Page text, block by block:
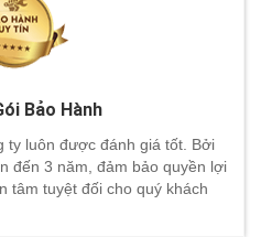
Bảo Hành
ty luôn được đánh giá tốt. Bởi
đến 3 năm, đảm bảo quyền lợi
tâm tuyệt đối cho quý khách